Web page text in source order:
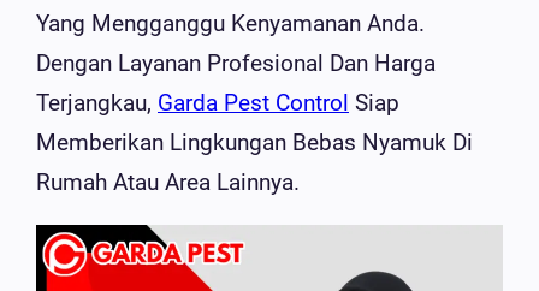
Yang Mengganggu Kenyamanan Anda.
Dengan Layanan Profesional Dan Harga
Terjangkau, Garda Pest Control Siap
Memberikan Lingkungan Bebas Nyamuk Di
Rumah Atau Area Lainnya.